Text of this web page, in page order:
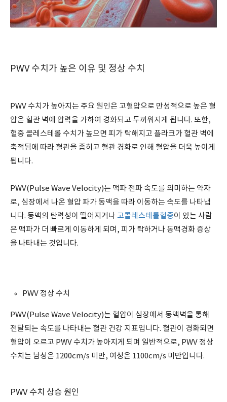
PWV 수치가 높은 이유 및 정상 수치
PWV 수치가 높아지는 주요 원인은 고혈압으로 만성적으로 높은 혈
압은 혈관 벽에 압력을 가하여 경화되고 두꺼워지게 됩니다. 또한,
혈중 콜레스테롤 수치가 높으면 피가 탁해지고 플라크가 혈관 벽에
축적됨에 따라 혈관을 좁히고 혈관 경화로 인해 혈압을 더욱 높이게
됩니다.
PWV(Pulse Wave Velocity)는 맥파 전파 속도를 의미하는 약자
로, 심장에서 나온 혈압 파가 동맥을 따라 이동하는 속도를 나타냅
니다. 동맥의 탄력성이 떨어지거나고콜레스테롤혈증이 있는 사람
은 맥파가 더 빠르게 이동하게 되며, 피가 탁하거나 동맥경화 증상
을 나타내는 것입니다.
PWV 정상 수치
PWV(Pulse Wave Velocity)는 혈압이 심장에서 동맥벽을 통해
전달되는 속도를 나타내는 혈관 건강 지표입니다. 혈관이 경화되면
혈압이 오르고 PWV 수치가 높아지게 되며 일반적으로, PWV 정상
수치는 남성은 1200cm/s 미만, 여성은 1100cm/s 미만입니다.
PWV 수치 상승 원인